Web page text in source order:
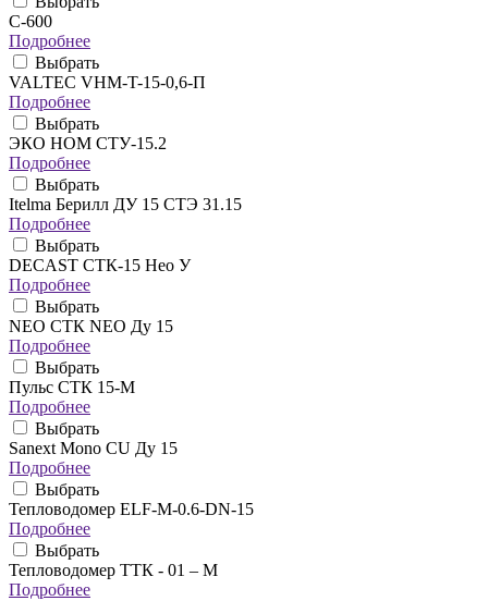
C-600
Подробнее
Выбрать
VALTEC VHM-T-15-0,6-П
Подробнее
Выбрать
ЭКО НОМ СТУ-15.2
Подробнее
Выбрать
Itelma Берилл ДУ 15 СТЭ 31.15
Подробнее
Выбрать
DECAST СТК-15 Нео У
Подробнее
Выбрать
NEO CТК NEO Ду 15
Подробнее
Выбрать
Пульс СТК 15-М
Подробнее
Выбрать
Sanext Mono CU Ду 15
Подробнее
Выбрать
Тепловодомер ELF-M-0.6-DN-15
Подробнее
Выбрать
Тепловодомер ТТК - 01 – М
Подробнее